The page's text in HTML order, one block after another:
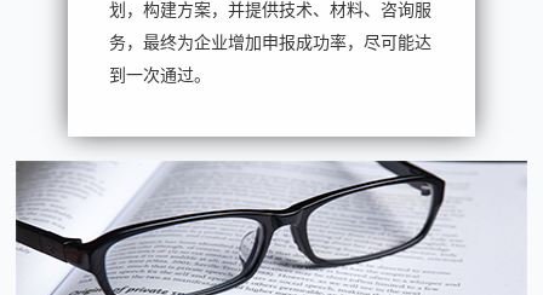
划，构建方案，并提供技术、材料、咨询服
务，最终为企业增加申报成功率，尽可能达
到一次通过。